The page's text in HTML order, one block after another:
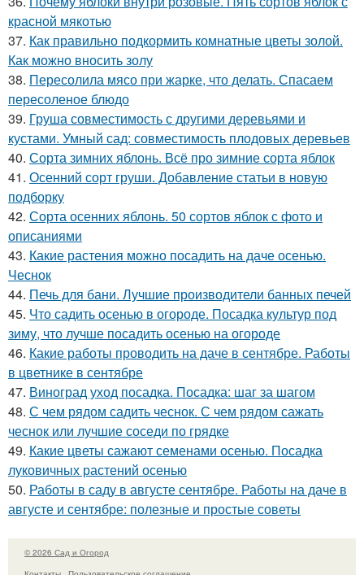
красной мякотью
37. Как правильно подкормить комнатные цветы золой.
Как можно вносить золу
38. Пересолила мясо при жарке, что делать. Спасаем
пересоленое блюдо
39. Груша совместимость с другими деревьями и
кустами. Умный сад: совместимость плодовых деревьев
40. Сорта зимних яблонь. Всё про зимние сорта яблок
41. Осенний сорт груши. Добавление статьи в новую
подборку
42. Сорта осенних яблонь. 50 сортов яблок с фото и
описаниями
43. Какие растения можно посадить на даче осенью.
Чеснок
44. Печь для бани. Лучшие производители банных печей
45. Что садить осенью в огороде. Посадка культур под
зиму, что лучше посадить осенью на огороде
46. Какие работы проводить на даче в сентябре. Работы
в цветнике в сентябре
47. Виноград уход посадка. Посадка: шаг за шагом
48. С чем рядом садить чеснок. С чем рядом сажать
чеснок или лучшие соседи по грядке
49. Какие цветы сажают семенами осенью. Посадка
луковичных растений осенью
50. Работы в саду в августе сентябре. Работы на даче в
августе и сентябре: полезные и простые советы
© 2026 Сад и Огород